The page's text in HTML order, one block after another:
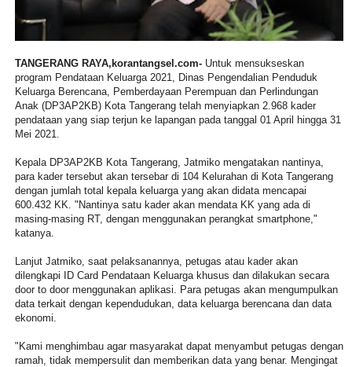
TANGERANG RAYA,korantangsel.com- Untuk mensukseskan
program Pendataan Keluarga 2021, Dinas Pengendalian Penduduk
Keluarga Berencana, Pemberdayaan Perempuan dan Perlindungan
Anak (DP3AP2KB) Kota Tangerang telah menyiapkan 2.968 kader
pendataan yang siap terjun ke lapangan pada tanggal 01 April hingga 31
Mei 2021.
Kepala DP3AP2KB Kota Tangerang, Jatmiko mengatakan nantinya,
para kader tersebut akan tersebar di 104 Kelurahan di Kota Tangerang
dengan jumlah total kepala keluarga yang akan didata mencapai
600.432 KK. "Nantinya satu kader akan mendata KK yang ada di
masing-masing RT, dengan menggunakan perangkat smartphone,"
katanya.
Lanjut Jatmiko, saat pelaksanannya, petugas atau kader akan
dilengkapi ID Card Pendataan Keluarga khusus dan dilakukan secara
door to door menggunakan aplikasi. Para petugas akan mengumpulkan
data terkait dengan kependudukan, data keluarga berencana dan data
ekonomi.
"Kami menghimbau agar masyarakat dapat menyambut petugas dengan
ramah, tidak mempersulit dan memberikan data yang benar. Mengingat